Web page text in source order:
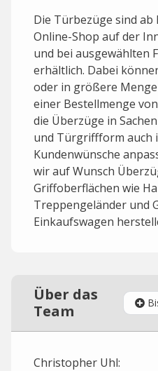
Die Türbezüge sind ab
Online-Shop auf der
und bei ausgewählten
erhältlich. Dabei
oder in größere
einer Bestellmenge
die Überzüge in
und Türgriffform auch
Kundenwünsche
wir auf Wunsch
Griffoberflächen wie
Treppengeländer und
Einkaufswagen
Über das
Team
Christopher Uhl: